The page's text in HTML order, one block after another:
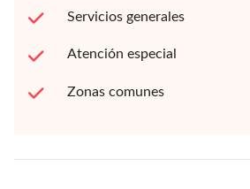
Servicios generales
Atención especial
Zonas comunes